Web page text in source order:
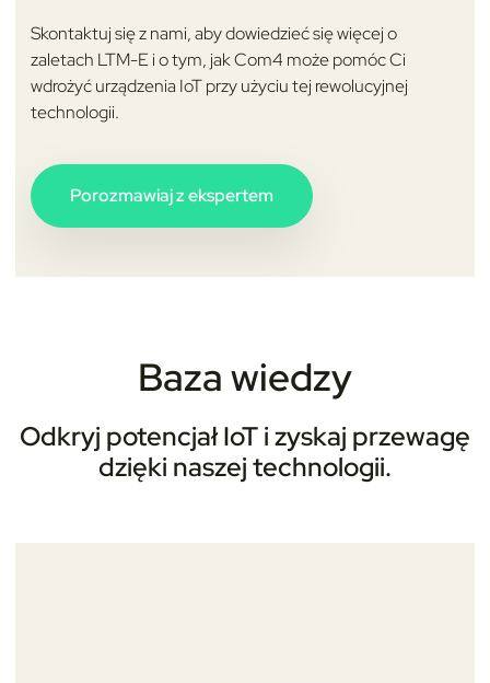
Skontaktuj się z nami, aby dowiedzieć się więcej o
zaletach LTM-E i o tym, jak Com4 może pomóc Ci
wdrożyć urządzenia IoT przy użyciu tej rewolucyjnej
technologii.
Porozmawiaj z ekspertem
Baza wiedzy
Odkryj potencjał IoT i zyskaj przewagę
dzięki naszej technologii.